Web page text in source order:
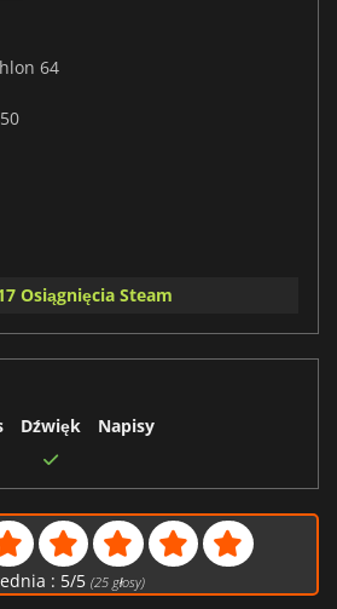
64
Osiągnięcia Steam
Dźwięk
Napisy
: 5/5 (25głosy)